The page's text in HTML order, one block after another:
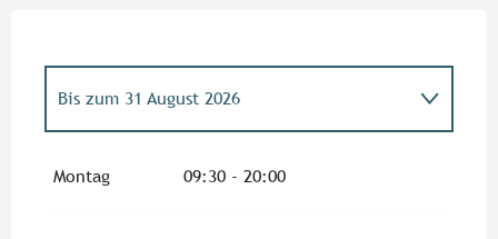
Bis zum 31 August 2026
Montag 09:30 - 20:00